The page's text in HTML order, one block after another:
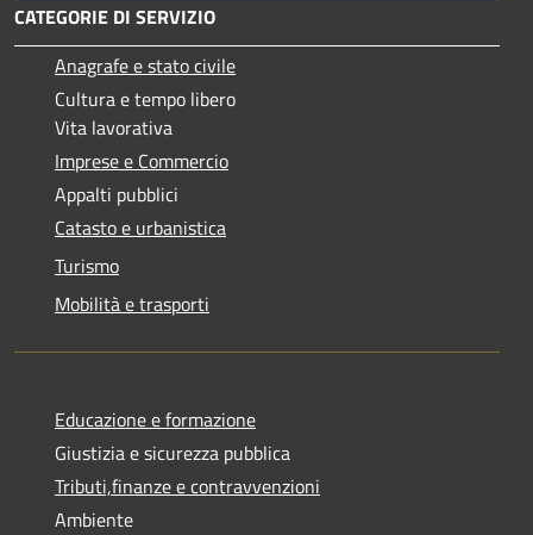
CATEGORIE DI SERVIZIO
Anagrafe e stato civile
Cultura e tempo libero
Vita lavorativa
Imprese e Commercio
Appalti pubblici
Catasto e urbanistica
Turismo
Mobilità e trasporti
Educazione e formazione
Giustizia e sicurezza pubblica
Tributi,finanze e contravvenzioni
Ambiente